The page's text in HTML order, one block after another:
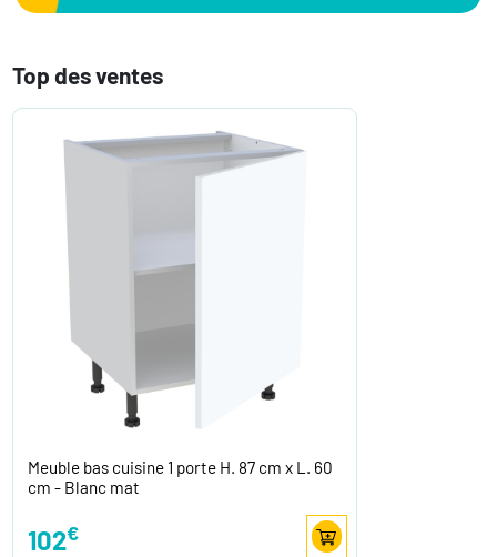
Top des ventes
Meuble bas cuisine 1 porte H. 87 cm x L. 60
cm - Blanc mat
102€